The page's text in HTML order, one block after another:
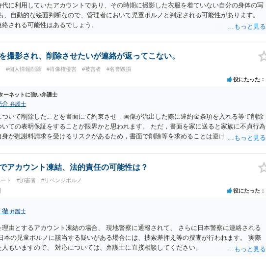
代に利用していたアカウントであり、その時期に撮影した衣服を着ていない自分の身体の写
、自動的な絵面判断なので、管理者において児童ポルノと判定される可能性があります。
絡される可能性はあるでしょう。
撮影され、削除させたいが連絡が返ってこない。
#個人情報削除 #肖像権侵害 #被害者 #名誉毀損
役にたった
ーネットに強い弁護士
介 弁護士
ついて削除したことを書面にて約束させ，画像が流出した際に違約金条項を入れる等で削除
いての表明保証をすることが限界かと思われます。 ただ，書面を家に送ると家族に不貞行為
身が慰謝料請求を受けるリスクがあるため，書面で削除等を求めることは避けたほうが良い
アカウント凍結、法的責任の可能性は？
ト #加害者 #リベンジポルノ
役にたった
徹 弁護士
理由とするアカウント凍結の場合、 現地警察に通報されて、 さらに日本警察に連絡される
本の児童ポルノに該当する疑いがある場合には、捜索差押え等の捜査が行われます。 実際
もいますので、 対応については、弁護士に直接相談してください。